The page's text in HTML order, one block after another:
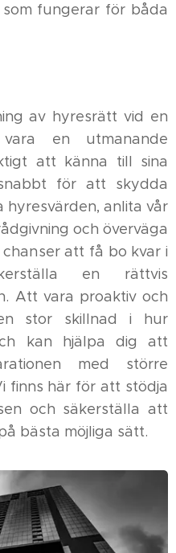
fungerar för båda
av hyresrätt vid en
vara en utmanande
att känna till sina
för att skydda
hyresvärden, anlita vår
och överväga
att få bo kvar i
en rättvis
Att vara proaktiv och
stor skillnad i hur
kan hjälpa dig att
med större
finns här för att stödja
och säkerställa att
bästa möjliga sätt.